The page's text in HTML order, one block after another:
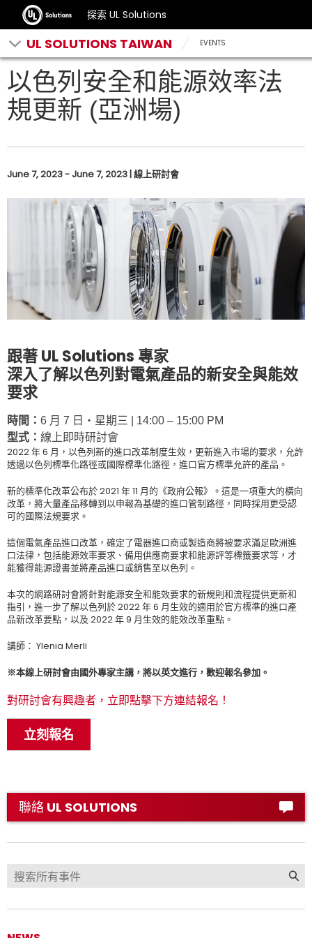
探索 UL Solutions
UL SOLUTIONS TAIWAN EVENTS
以色列安全和能源效率法
規更新 (亞洲場)
June 7, 2023 - June 7, 2023 | 線上研討會
跟著UL Solutions 專家
深入了解以色列對電氣產品的新安全與能效
要求
時間： 6 月 7 日‧星期三 | 14:00 – 15:00 PM
型式： 線上即時研討會
2022年6 月，以色列新的進口改革制度生效，更新進入市場的要求，允許
透過以色列標準化路徑或國際標準化路徑，進口官方標準允許的產品。
新的標準化改革公布於2021 年11 月的《政府公報》。這是一項重大的橫向
改革，將大量產品移轉到以申報為基礎的進口管制路徑，同時採用更受認
可的國際法規要求。
這個電氣產品進口改革，確定了電器進口商或製造商將被要求滿足歐洲進
口法律，包括能源效率要求、備用供應商要求和能源評等標籤要求等，才
能獲得能源證書並將產品進口或銷售至以色列。
本次的網路研討會將針對能源安全和能效要求的新規則和流程提供更新和
指引，進一步了解以色列於2022年6 月生效的適用於官方標準的進口產
品新改革要點，以及 2022年9 月生效的能效改革重點。
講師： Ylenia Merli
※本線上研討會由國外專家主講，將以英文進行，歡迎報名參加。
對研討會有興趣者，立即點擊下方連結報名！
立刻報名
聯絡 UL SOLUTIONS